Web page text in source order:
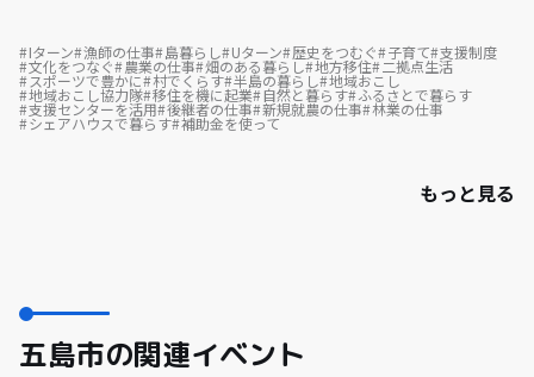
Iターン 漁師の仕事 島暮らし Uターン 歴史をつむぐ 子育て 支援制度
文化をつなぐ 農業の仕事 畑のある暮らし 地方移住 二拠点生活
スポーツで豊かに 村でくらす 半島の暮らし 地域おこし
地域おこし協力隊 移住を機に起業 自然と暮らす ふるさとで暮らす
支援センターを活用 後継者の仕事 新規就農の仕事 林業の仕事
シェアハウスで暮らす 補助金を使って
もっと見る
五島市の関連イベント